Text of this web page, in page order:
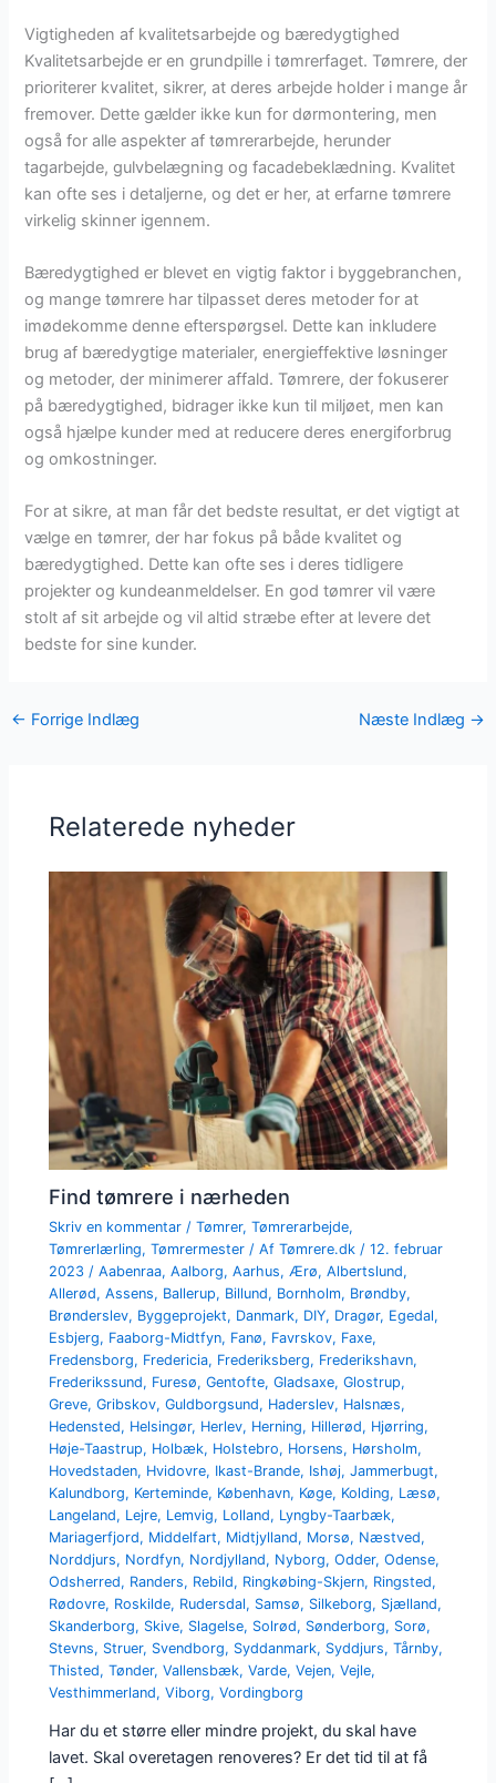
Vigtigheden af kvalitetsarbejde og bæredygtighed
Kvalitetsarbejde er en grundpille i tømrerfaget. Tømrere, der
prioriterer kvalitet, sikrer, at deres arbejde holder i mange år
fremover. Dette gælder ikke kun for dørmontering, men
også for alle aspekter af tømrerarbejde, herunder
tagarbejde, gulvbelægning og facadebeklædning. Kvalitet
kan ofte ses i detaljerne, og det er her, at erfarne tømrere
virkelig skinner igennem.
Bæredygtighed er blevet en vigtig faktor i byggebranchen,
og mange tømrere har tilpasset deres metoder for at
imødekomme denne efterspørgsel. Dette kan inkludere
brug af bæredygtige materialer, energieffektive løsninger
og metoder, der minimerer affald. Tømrere, der fokuserer
på bæredygtighed, bidrager ikke kun til miljøet, men kan
også hjælpe kunder med at reducere deres energiforbrug
og omkostninger.
For at sikre, at man får det bedste resultat, er det vigtigt at
vælge en tømrer, der har fokus på både kvalitet og
bæredygtighed. Dette kan ofte ses i deres tidligere
projekter og kundeanmeldelser. En god tømrer vil være
stolt af sit arbejde og vil altid stræbe efter at levere det
bedste for sine kunder.
← Forrige Indlæg Næste Indlæg →
Relaterede nyheder
Find tømrere i nærheden
Skriv en kommentar /Tømrer,Tømrerarbejde,
Tømrerlærling,Tømrermester / AfTømrere.dk /12. februar
2023 /Aabenraa,Aalborg,Aarhus, Ærø,Albertslund,
Allerød,Assens, Ballerup, Billund, Bornholm, Brøndby,
Brønderslev, Byggeprojekt, Danmark, DIY, Dragør, Egedal,
Esbjerg, Faaborg-Midtfyn, Fanø, Favrskov, Faxe,
Fredensborg, Fredericia, Frederiksberg, Frederikshavn,
Frederikssund, Furesø,Gentofte,Gladsaxe,Glostrup,
Greve,Gribskov,Guldborgsund, Haderslev, Halsnæs,
Hedensted, Helsingør, Herlev, Herning, Hillerød, Hjørring,
Høje-Taastrup, Holbæk, Holstebro, Horsens, Hørsholm,
Hovedstaden, Hvidovre, Ikast-Brande, Ishøj,Jammerbugt,
Kalundborg, Kerteminde, København, Køge, Kolding, Læsø,
Langeland, Lejre, Lemvig, Lolland, Lyngby-Taarbæk,
Mariagerfjord, Middelfart, Midtjylland, Morsø, Næstved,
Norddjurs, Nordfyn, Nordjylland, Nyborg,Odder,Odense,
Odsherred, Randers, Rebild, Ringkøbing-Skjern, Ringsted,
Rødovre, Roskilde, Rudersdal, Samsø, Silkeborg, Sjælland,
Skanderborg, Skive, Slagelse, Solrød, Sønderborg, Sorø,
Stevns, Struer, Svendborg, Syddanmark, Syddjurs,Tårnby,
Thisted,Tønder,Vallensbæk,Varde,Vejen,Vejle,
Vesthimmerland,Viborg,Vordingborg
Har du et større eller mindre projekt, du skal have
lavet. Skal overetagen renoveres? Er det tid til at få